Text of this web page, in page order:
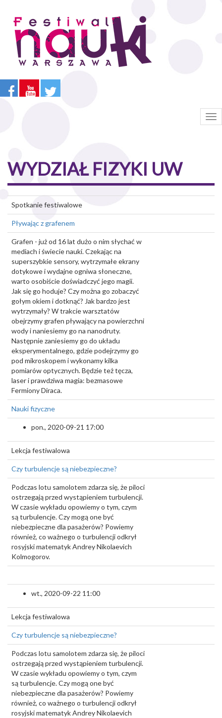
treści
WYDZIAŁ FIZYKI UW
Spotkanie festiwalowe
Pływając z grafenem
Grafen - już od 16 lat dużo o nim słychać w
mediach i świecie nauki. Czekając na
superszybkie sensory, wytrzymałe ekrany
dotykowe i wydajne ogniwa słoneczne,
warto osobiście doświadczyć jego magii.
Jak się go hoduje? Czy można go zobaczyć
gołym okiem i dotknąć? Jak bardzo jest
wytrzymały? W trakcie warsztatów
obejrzymy grafen pływający na powierzchni
wody i naniesiemy go na nanodruty.
Następnie zaniesiemy go do układu
eksperymentalnego, gdzie podejrzymy go
pod mikroskopem i wykonamy kilka
pomiarów optycznych. Będzie też tęcza,
laser i prawdziwa magia: bezmasowe
Fermiony Diraca.
Nauki fizyczne
pon., 2020-09-21 17:00
Lekcja festiwalowa
Czy turbulencje są niebezpieczne?
Podczas lotu samolotem zdarza się, że piloci
ostrzegają przed wystąpieniem turbulencji.
W czasie wykładu opowiemy o tym, czym
są turbulencje. Czy mogą one być
niebezpieczne dla pasażerów? Powiemy
również, co ważnego o turbulencji odkrył
rosyjski matematyk Andrey Nikolaevich
Kolmogorov.
wt., 2020-09-22 11:00
Lekcja festiwalowa
Czy turbulencje są niebezpieczne?
Podczas lotu samolotem zdarza się, że piloci
ostrzegają przed wystąpieniem turbulencji.
W czasie wykładu opowiemy o tym, czym
są turbulencje. Czy mogą one być
niebezpieczne dla pasażerów? Powiemy
również, co ważnego o turbulencji odkrył
rosyjski matematyk Andrey Nikolaevich